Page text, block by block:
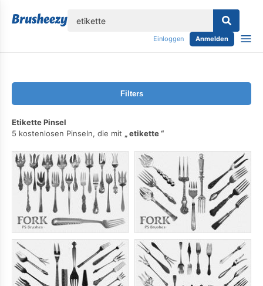
Einloggen Anmelden
Filters
Etikette Pinsel
5 kostenlosen Pinseln, die mit
etikette